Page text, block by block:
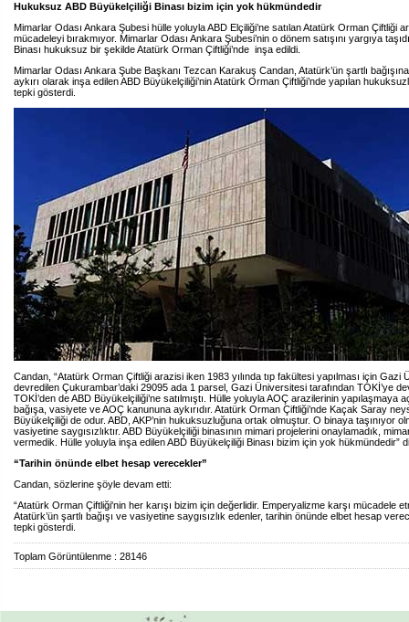
Hukuksuz ABD Büyükelçiliği Binası bizim için yok hükmündedir
Mimarlar Odası Ankara Şubesi hülle yoluyla ABD Elçiliği’ne satılan Atatürk Orman Çiftliği
mücadeleyi bırakmıyor. Mimarlar Odası Ankara Şubesi’nin o dönem satışını yargıya
Binası hukuksuz bir şekilde Atatürk Orman Çiftliği’nde inşa edildi.
Mimarlar Odası Ankara Şube Başkanı Tezcan Karakuş Candan, Atatürk’ün şartlı
aykırı olarak inşa edilen ABD Büyükelçiliği’nin Atatürk Orman Çiftliği’nde yapılan
tepki gösterdi.
Candan, “Atatürk Orman Çiftliği arazisi iken 1983 yılında tıp fakültesi yapılması için Gazi
devredilen Çukurambar’daki 29095 ada 1 parsel, Gazi Üniversitesi tarafından TOKİ’ye
TOKİ’den de ABD Büyükelçiliği’ne satılmıştı. Hülle yoluyla AOÇ arazilerinin yapılaşmaya
bağışa, vasiyete ve AOÇ kanununa aykırıdır. Atatürk Orman Çiftliği’nde Kaçak Saray
Büyükelçiliği de odur. ABD, AKP’nin hukuksuzluğuna ortak olmuştur. O binaya taşınıyor
vasiyetine saygısızlıktır. ABD Büyükelçiliği binasının mimari projelerini onaylamadık,
vermedik. Hülle yoluyla inşa edilen ABD Büyükelçiliği Binası bizim için yok hükmündedir”
“Tarihin önünde elbet hesap verecekler”
Candan, sözlerine şöyle devam etti:
“Atatürk Orman Çiftliği'nin her karışı bizim için değerlidir. Emperyalizme karşı mücadele
Atatürk’ün şartlı bağışı ve vasiyetine saygısızlık edenler, tarihin önünde elbet hesap
tepki gösterdi.
Toplam Görüntülenme : 28146